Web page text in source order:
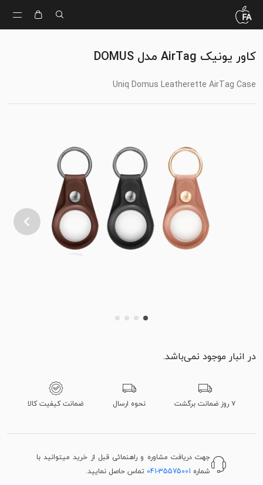
کاور یونیک AirTag مدل DOMUS
Uniq Domus Leatherette AirTag Case
در انبار موجود نمی‌باشد.
۷ روز ضمانت برگشت نحوه ارسال ضمانت کیفیت کالا
جهت دریافت مشاوره و راهنمائی قبل از خرید میتوانید با
شماره 041-35575001 تماس حاصل نمایید.